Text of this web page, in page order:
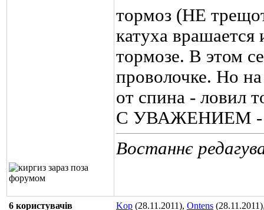
тормоз (НЕ
катуха
тормозе. В этом
проволочке. Но
от спина - ловил
С УВАЖЕНИЕМ -
Востаннє
6 користувачів Kop (28.11.2011), Ontens